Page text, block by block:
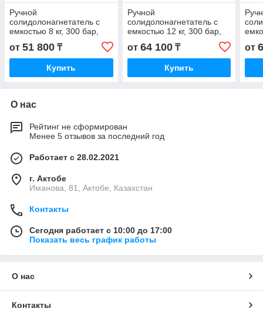
Ручной
солидолонагнетатель с
емкостью 8 кг, 300 бар,
специальная версия
от 51 800 ₸
Купить
Ручной
солидолонагнетатель с
емкостью 12 кг, 300 бар,
специальная версия
от 64 100₸
Купить
от
О нас
Рейтинг не сформирован
Менее 5 отзывов за последний год
Работает с 28.02.2021
г. Актобе
Иманова, 81, Актобе, Казахстан
Контакты
Сегодня работает с 10:00 до 17:00
Показать весь график работы
О нас
Контакты